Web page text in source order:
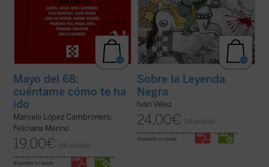
Mayo del 68:
cuéntame cómo te ha
ido
Marcelo López Cambronero,
Feliciana Merino
19,00€ IVA incluido
disponible en ebook:
Sobre la Leyenda
Negra
Iván Vélez
24,00€ IVA incluido
disponible en ebook: